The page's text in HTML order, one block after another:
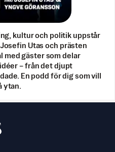
kultur och politik uppstår
Utas och prästen
med gäster som delar
– från det djupt
En podd för dig som vill
ytan.